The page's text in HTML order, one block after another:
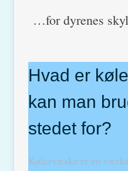
…for dyrenes
Hvad er
kan man
stedet for?
Kølervæske er en